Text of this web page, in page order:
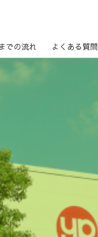
での流れ よくある質問